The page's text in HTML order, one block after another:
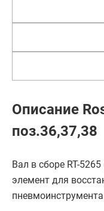
Описание
поз.36,37,38
Вал в сборе RT-
элемент для
пневмоинструмента